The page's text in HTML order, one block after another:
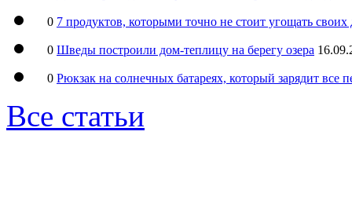
0 7 продуктов, которыми точно не стоит угощать
0 Шведы построили дом-теплицу на берегу озера
0 Рюкзак на солнечных батареях, который зарядит все
Все статьи